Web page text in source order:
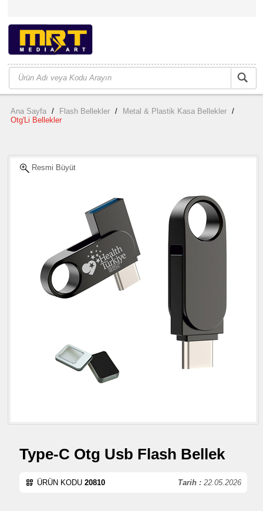
Ana Sayfa / Flash Bellekler / Metal & Plastik Kasa Bellekler
/
Otg'Li Bellekler
Resmi Büyüt
Type-C Otg Usb Flash Bellek
Tarih : 22.05.2026
ÜRÜN KODU 20810